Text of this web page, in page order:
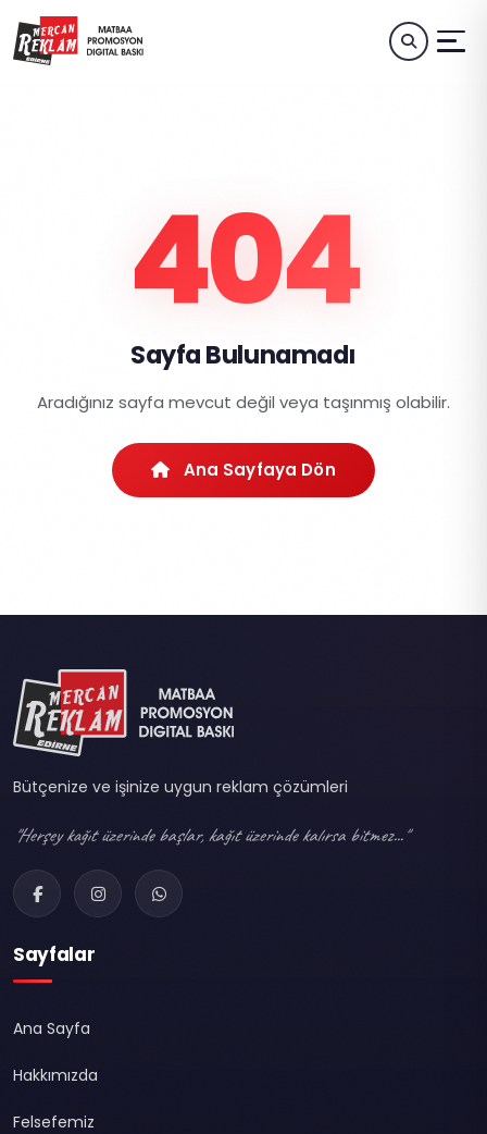
404
Sayfa Bulunamadı
Aradığınız sayfa mevcut değil veya taşınmış olabilir.
Ana Sayfaya Dön
Bütçenize ve işinize uygun reklam çözümleri
"Herşey kağıt üzerinde başlar, kağıt üzerinde kalırsa bitmez..."
Sayfalar
Ana Sayfa
Hakkımızda
Felsefemiz